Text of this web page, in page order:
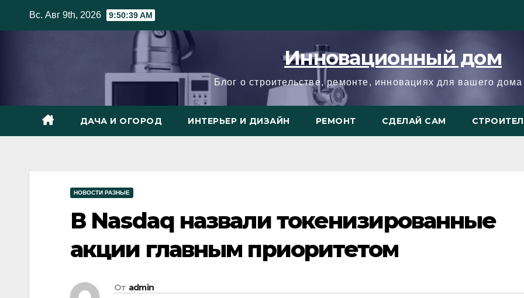
Вс. Авг 9th, 2026 9:50:40 AM
Инновационный дом
Блог о строительстве, ремонте, инновациях для вашего дома
ДАЧА И ОГОРОД ИНТЕРЬЕР И ДИЗАЙН РЕМОНТ СДЕЛАЙ САМ
НОВОСТИ РАЗНЫЕ
В Nasdaq назвали токенизированные
акции главным приоритетом
От admin